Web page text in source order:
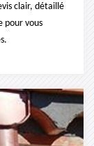
clair, détaillé
pour vous